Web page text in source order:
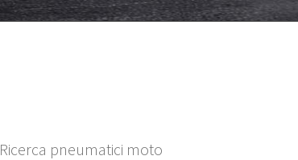
Ricerca pneumatici moto